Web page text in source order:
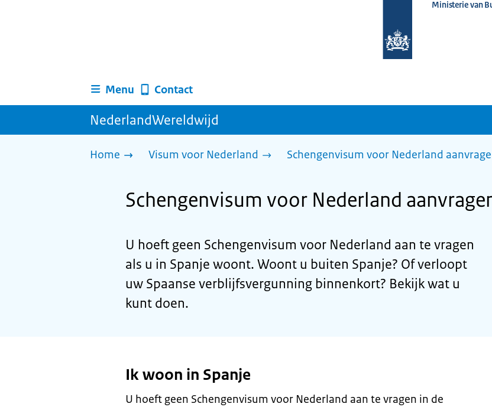
homepage
Ministerie van
Menu Contact
NederlandWereldwijd
Home Visum voor Nederland Schengenvisum voor Nederland
Schengenvisum voor Nederland
U hoeft geen Schengenvisum voor Nederland aan te vragen
als u in Spanje woont. Woont u buiten Spanje? Of verloopt
uw Spaanse verblijfsvergunning binnenkort? Bekijk wat u
kunt doen.
Ik woon in Spanje
U hoeft geen Schengenvisum voor Nederland aan te vragen in de